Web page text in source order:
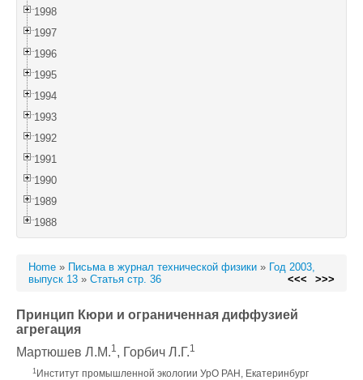
1998
1997
1996
1995
1994
1993
1992
1991
1990
1989
1988
Home » Письма в журнал технической физики » Год 2003,
выпуск 13 » Статья стр. 36 <<< >>>
Принцип Кюри и ограниченная диффузией
агрегация
Мартюшев Л.М.1, Горбич Л.Г.1
1 Институт промышленной экологии УрО РАН, Екатеринбург